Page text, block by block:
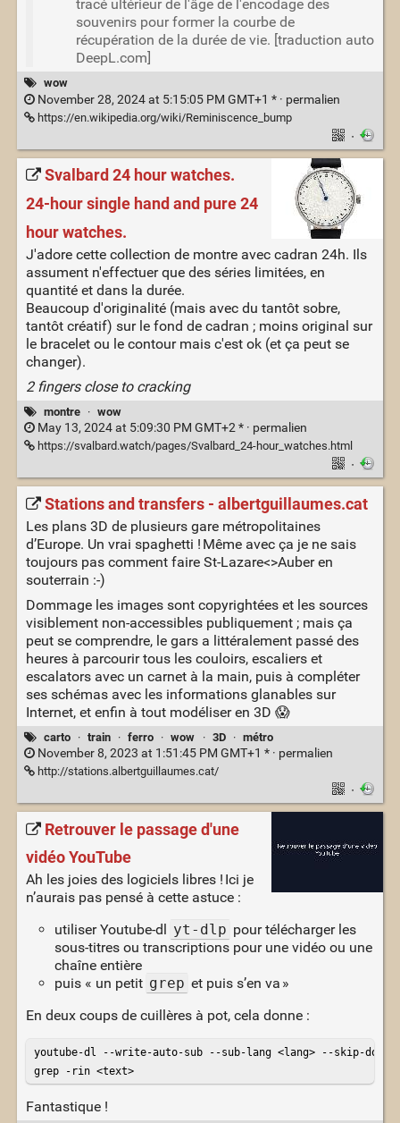
tracé ultérieur de l'âge de l'encodage des
souvenirs pour former la courbe de
récupération de la durée de vie. [traduction auto
DeepL.com]
wow
November 28, 2024 at 5:15:05 PM GMT+1 * · permalien
https://en.wikipedia.org/wiki/Reminiscence_bump
·
Svalbard 24 hour watches.
24-hour single hand and pure 24
hour watches.
J'adore cette collection de montre avec cadran 24h. Ils
assument n'effectuer que des séries limitées, en
quantité et dans la durée.
Beaucoup d'originalité (mais avec du tantôt sobre,
tantôt créatif) sur le fond de cadran ; moins original sur
le bracelet ou le contour mais c'est ok (et ça peut se
changer).
2 fingers close to cracking
montre · wow
May 13, 2024 at 5:09:30 PM GMT+2 * · permalien
https://svalbard.watch/pages/Svalbard_24-hour_watches.html
·
Stations and transfers - albertguillaumes.cat
Les plans 3D de plusieurs gare métropolitaines
d’Europe. Un vrai spaghetti ! Même avec ça je ne sais
toujours pas comment faire St-Lazare<>Auber en
souterrain :-)
Dommage les images sont copyrightées et les sources
visiblement non-accessibles publiquement ; mais ça
peut se comprendre, le gars a littéralement passé des
heures à parcourir tous les couloirs, escaliers et
escalators avec un carnet à la main, puis à compléter
ses schémas avec les informations glanables sur
Internet, et enfin à tout modéliser en 3D 😱
carto · train · ferro · wow · 3D · métro
November 8, 2023 at 1:51:45 PM GMT+1 * · permalien
http://stations.albertguillaumes.cat/
·
Retrouver le passage d'une
vidéo YouTube
Ah les joies des logiciels libres ! Ici je
n’aurais pas pensé à cette astuce :
utiliser Youtube-dl
yt-dlp pour télécharger les
sous-titres ou transcriptions pour une vidéo ou une
chaîne entière
puis « un petit grep et puis s’en va »
En deux coups de cuillères à pot, cela donne :
youtube-dl --write-auto-sub --sub-lang <lang> --skip-
grep -rin <text>
Fantastique !